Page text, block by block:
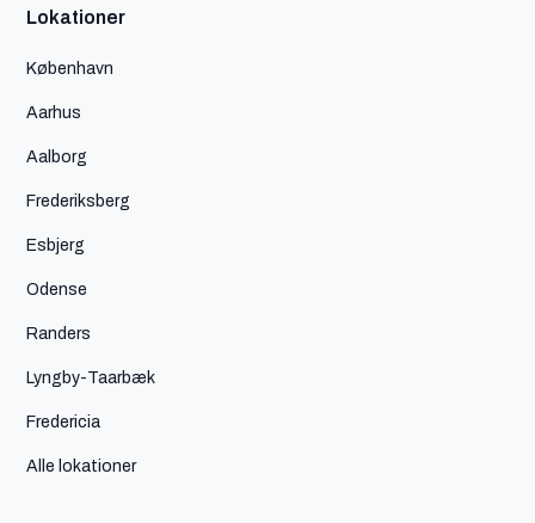
Lokationer
København
Aarhus
Aalborg
Frederiksberg
Esbjerg
Odense
Randers
Lyngby-Taarbæk
Fredericia
Alle lokationer